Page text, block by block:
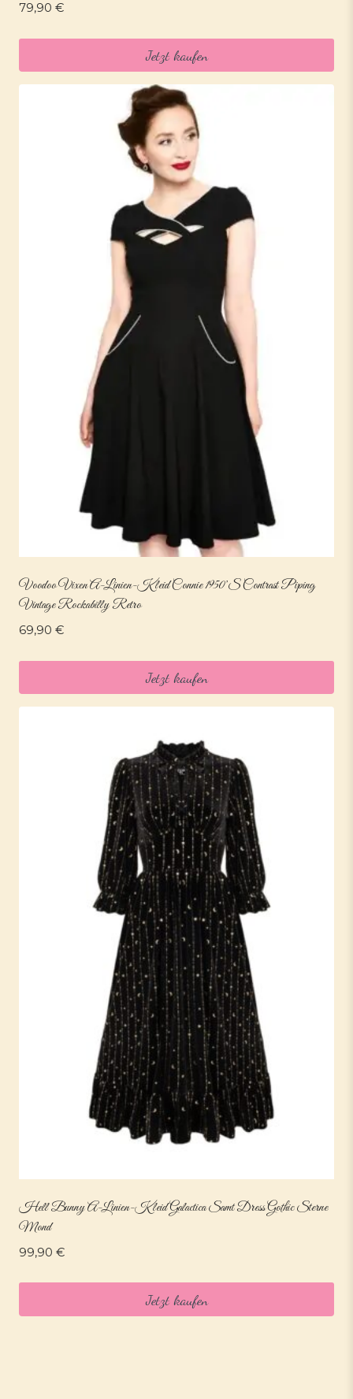
79,90 €
Jetzt kaufen
Voodoo Vixen A-Linien-Kleid Connie 1950’s Contrast Piping
Vintage Rockabilly Retro
69,90 €
Jetzt kaufen
Hell Bunny A-Linien-Kleid Galactica Samt Dress Gothic Sterne
Mond
99,90 €
Jetzt kaufen